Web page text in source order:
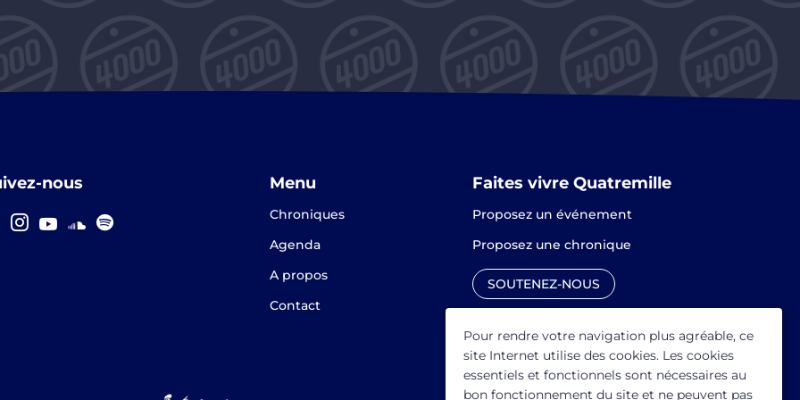
nous Menu
Chroniques
Agenda
A propos
Contact
Faites vivre Quatremille
Proposez un événement
Proposez une chronique
SOUTENEZ-NOUS
Pour rendre votre navigation plus agréable, ce
site Internet utilise des cookies. Les cookies
essentiels et fonctionnels sont nécessaires au
bon fonctionnement du site et ne peuvent pas